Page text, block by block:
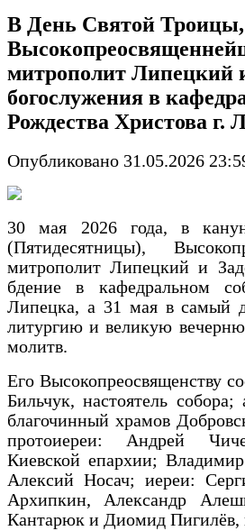
В День Святой Троицы,
митрополит Липецкий
богослужения в
Рождества Христова г.
Опубликовано 31.05.2026
30 мая 2026 года, в
(Пятидесятницы),
митрополит Липецкий и
бдение в кафедральном
Липецка, а 31 мая в самый
литургию и великую
молитв.
Его Высокопреосвященству
Бильчук, настоятель
благочинный храмов
протоиереи: Андрей
Киевской епархии;
Алексий Носач; иереи:
Архипкин, Александр
Кантарюк и Диомид Пигилёв,